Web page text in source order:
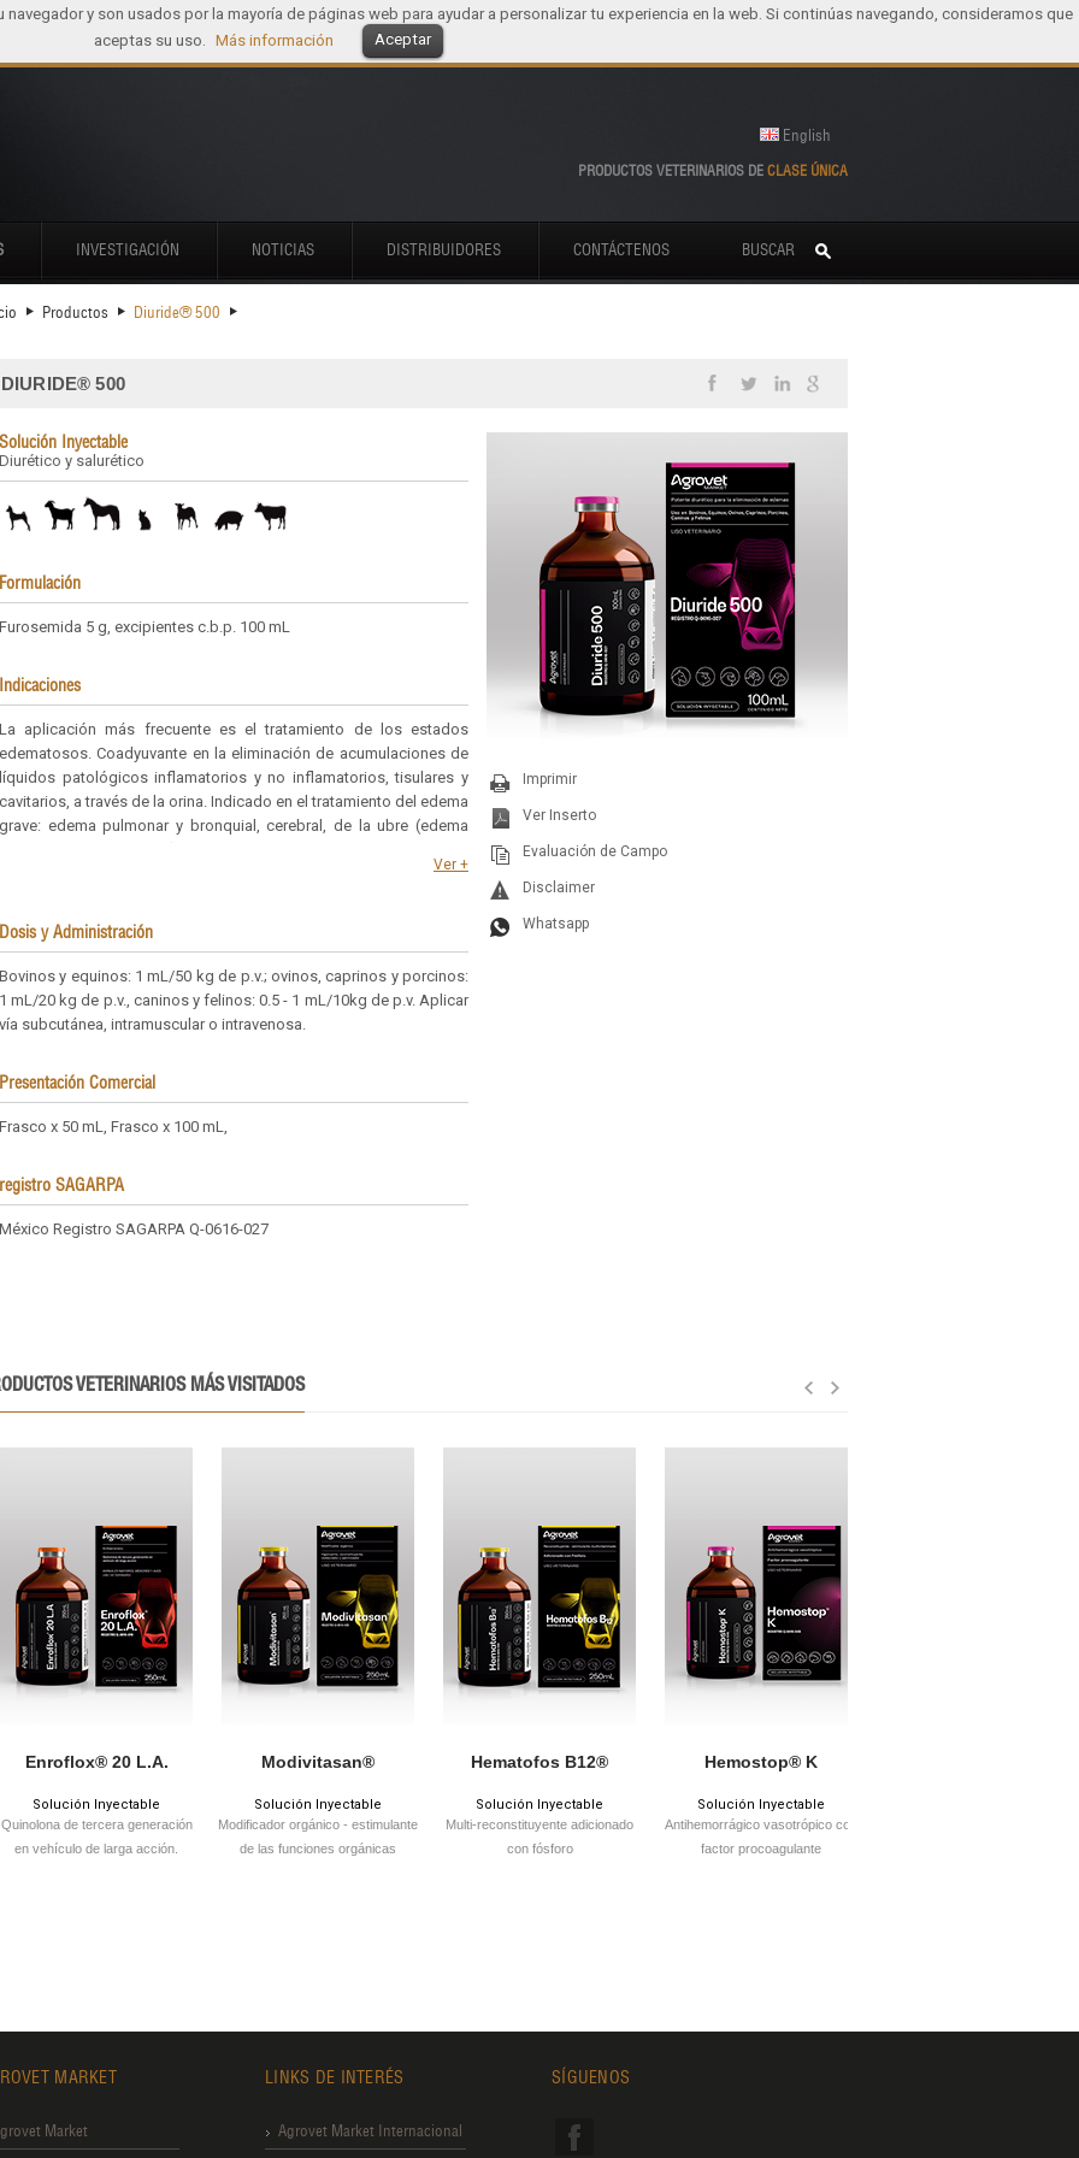
English
PRODUCTOS VETERINARIOS DE CLASE ÚNICA
INVESTIGACIÓN NOTICIAS DISTRIBUIDORES CONTÁCTENOS BUSCAR
Productos Diuride® 500
DIURIDE® 500
Solución Inyectable
Diurético y salurético
Formulación
Furosemida 5 g, excipientes c.b.p. 100 mL
Indicaciones
La aplicación más frecuente es el tratamiento de los estados
edematosos. Coadyuvante en la eliminación de acumulaciones de
líquidos patológicos inflamatorios y no inflamatorios, tisulares y
cavitarios, a través de la orina. Indicado en el tratamiento del edema
grave: edema pulmonar y bronquial, cerebral, de la ubre (edema
hipostático (por postración). En casos de ascitis, insuficiencia
por cálculos y uremia.
Ver +
Dosis y Administración
Bovinos y equinos: 1 mL/50 kg de p.v.; ovinos, caprinos y porcinos:
1 mL/20 kg de p.v., caninos y felinos: 0.5 - 1 mL/10kg de p.v. Aplicar
vía subcutánea, intramuscular o intravenosa.
Presentación Comercial
Frasco x 50 mL, Frasco x 100 mL,
registro SAGARPA
México Registro SAGARPA Q-0616-027
Imprimir
Ver Inserto
Evaluación de Campo
Disclaimer
Whatsapp
VETERINARIOS MÁS VISITADOS
Enroflox® 20 L.A.
Solución Inyectable
Quinolona de tercera generación
en vehículo de larga acción.
Modivitasan®
Solución Inyectable
Modificador orgánico - estimulante
de las funciones orgánicas
Hematofos B12®
Solución Inyectable
Multi-reconstituyente adicionado
con fósforo
Hemostop® K
Solución Inyectable
Antihemorrágico vasotrópico con
factor procoagulante
MARKET
Market
LINKS DE INTERÉS
Agrovet Market Internacional
SÍGUENOS
y son usados por la mayoría de páginas web para ayudar a personalizar tu experiencia en la web. Si continúas navegando, consideramos que
aceptas su uso. Más información Aceptar